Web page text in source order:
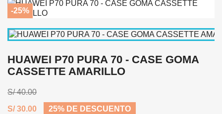
-25%
HUAWEI P70 PURA 70 - CASE GOMA
CASSETTE AMARILLO
S/ 40.00
S/ 30.00
25% DE DESCUENTO